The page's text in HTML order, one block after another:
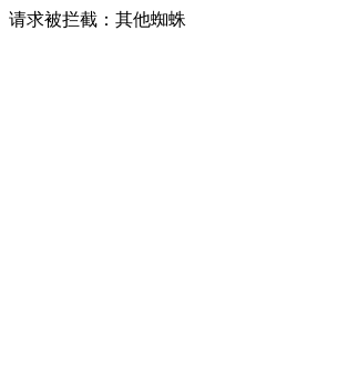
请求被拦截：其他蜘蛛